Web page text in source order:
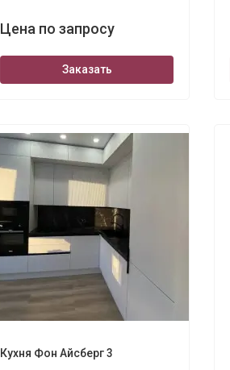
Цена по запросу
Заказать
Кухня Фон Айсберг 3